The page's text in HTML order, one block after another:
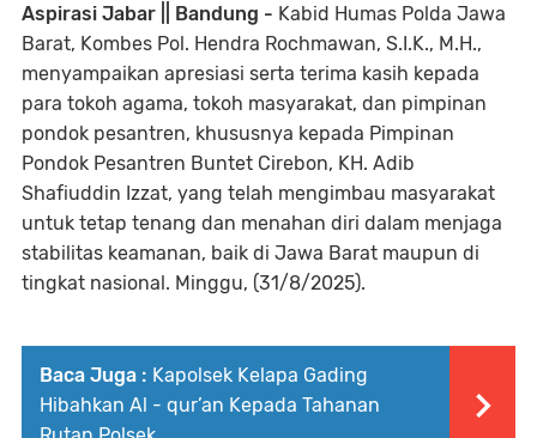
Aspirasi Jabar || Bandung - Kabid Humas Polda Jawa
Barat, Kombes Pol. Hendra Rochmawan, S.I.K., M.H.,
menyampaikan apresiasi serta terima kasih kepada
para tokoh agama, tokoh masyarakat, dan pimpinan
pondok pesantren, khususnya kepada Pimpinan
Pondok Pesantren Buntet Cirebon, KH. Adib
Shafiuddin Izzat, yang telah mengimbau masyarakat
untuk tetap tenang dan menahan diri dalam menjaga
stabilitas keamanan, baik di Jawa Barat maupun di
tingkat nasional. Minggu, (31/8/2025).
Baca Juga : Kapolsek Kelapa Gading
Hibahkan Al - qur’an Kepada Tahanan